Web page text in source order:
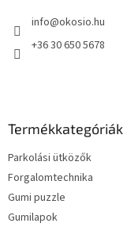
info@okosio.hu
+36 30 650 5678
Termékkategóriák
Parkolási ütközők
Forgalomtechnika
Gumi puzzle
Gumilapok